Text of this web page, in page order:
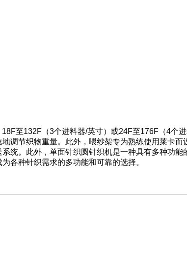
至132F（3个进料器/英寸）或24F至176F（4个
调节织物重量。此外，喂纱架专为熟练使用莱卡
统。此外，单面针织圆针织机是一种具有多种功能
各种针织需求的多功能和可靠的选择。